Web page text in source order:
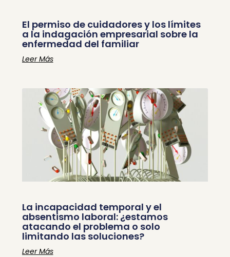
El permiso de cuidadores y los límites
a la indagación empresarial sobre la
enfermedad del familiar
Leer Más
La incapacidad temporal y el
absentismo laboral: ¿estamos
atacando el problema o solo
limitando las soluciones?
Leer Más